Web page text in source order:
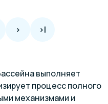
> >|
выполняет
процесс полного
механизмами и